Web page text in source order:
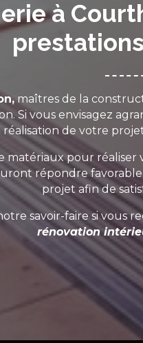
à
maîtres de la
Si vous envisagez
réalisation de votre
pour
répondre
projet afin de
savoir-faire si vous
rénovation